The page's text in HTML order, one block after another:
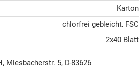
Karton
chlorfrei gebleicht, FSC
2x40 Blatt
Miesbacherstr. 5, D-83626